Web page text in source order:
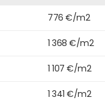
776 €/m2
1 368 €/m2
1 107 €/m2
1 341 €/m2